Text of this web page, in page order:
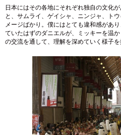
日本にはその各地にそれぞれ独自の文化
と、サムライ、ゲイシャ、ニンジャ、ト
メージばかり。僕にはとても違和感があ
ていたはずのダニエルが、ミッキーを温
の交流を通して、理解を深めていく様子を